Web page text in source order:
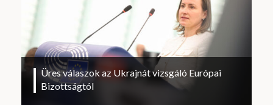
Üres válaszok az Ukrajnát vizsgáló Európai
Bizottságtól